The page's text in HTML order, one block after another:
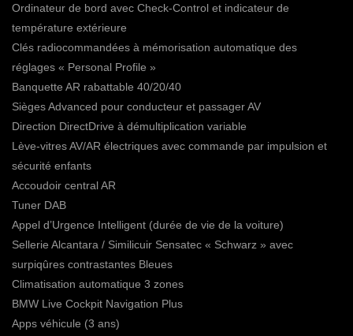
Ordinateur de bord avec Check-Control et indicateur de
température extérieure
Clés radiocommandées à mémorisation automatique des
réglages « Personal Profile »
Banquette AR rabattable 40/20/40
Sièges Advanced pour conducteur et passager AV
Direction DirectDrive à démultiplication variable
Lève-vitres AV/AR électriques avec commande par impulsion et
sécurité enfants
Accoudoir central AR
Tuner DAB
Appel d’Urgence Intelligent (durée de vie de la voiture)
Sellerie Alcantara / Similicuir Sensatec « Schwarz » avec
surpiqûres contrastantes Bleues
Climatisation automatique 3 zones
BMW Live Cockpit Navigation Plus
Apps véhicule (3 ans)